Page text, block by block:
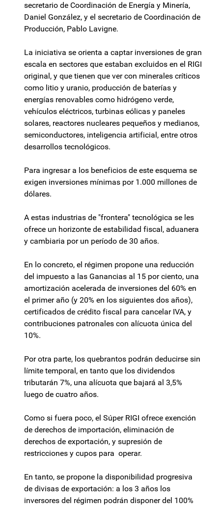
secretario de Coordinación de Energía y Minería,
Daniel González, y el secretario de Coordinación de
Producción, Pablo Lavigne.
La iniciativa se orienta a captar inversiones de gran
escala en sectores que estaban excluidos en el RIGI
original, y que tienen que ver con minerales críticos
como litio y uranio, producción de baterías y
energías renovables como hidrógeno verde,
vehículos eléctricos, turbinas eólicas y paneles
solares, reactores nucleares pequeños y medianos,
semiconductores, inteligencia artificial, entre otros
desarrollos tecnológicos.
Para ingresar a los beneficios de este esquema se
exigen inversiones mínimas por 1.000 millones de
dólares.
A estas industrias de "frontera" tecnológica se les
ofrece un horizonte de estabilidad fiscal, aduanera
y cambiaria por un período de 30 años.
En lo concreto, el régimen propone una reducción
del impuesto a las Ganancias al 15 por ciento, una
amortización acelerada de inversiones del 60% en
el primer año (y 20% en los siguientes dos años),
certificados de crédito fiscal para cancelar IVA, y
contribuciones patronales con alícuota única del
10%.
Por otra parte, los quebrantos podrán deducirse sin
límite temporal, en tanto que los dividendos
tributarán 7%, una alícuota que bajará al 3,5%
luego de cuatro años.
Como si fuera poco, el Súper RIGI ofrece exención
de derechos de importación, eliminación de
derechos de exportación, y supresión de
restricciones y cupos para operar.
En tanto, se propone la disponibilidad progresiva
de divisas de exportación: a los 3 años los
inversores del régimen podrán disponer del 100%